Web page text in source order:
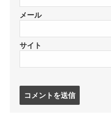
メール
サイト